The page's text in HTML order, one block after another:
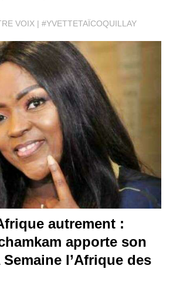
VOIX #YVETTETAÏCOQUILLAY
autrement :
apporte son
l’Afrique des